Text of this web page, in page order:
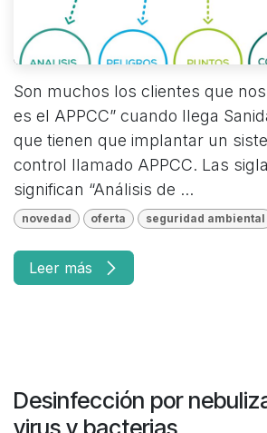
Son muchos los clientes que
es el APPCC” cuando llega
que tienen que implantar un
control llamado APPCC. Las
significan “Análisis de ...
novedad oferta seguridad ambiental
Leer más
Desinfección por